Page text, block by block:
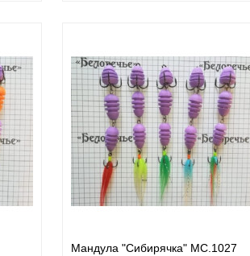
Мандула "Сибирячка" МС.1027